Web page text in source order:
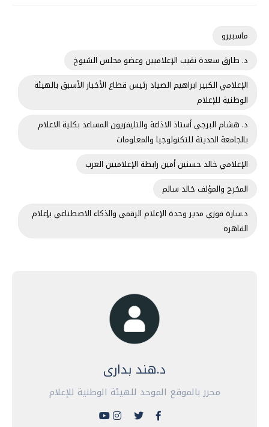
ماسبيرو
د. طارق سعدة نقيب الإعلاميين وعضو مجلس الشيوخ
الإعلامي الكبير ابراهيم الصياد رئيس قطاع الأخبار الأسبق بالهيئة
الوطنية للإعلام
د. هشام البرجي أستاذ الاذاعة والتليفزيون المساعد بكلية الاعلام
بالجامعة الحديثة للتكنولوجيا والمعلومات
الإعلامي خالد حسنين أمين رابطة الإعلاميين العرب
المخرج والمؤلف خالد سالم
د.سارة فوزي مدير وحدة الإعلام الرقمي والذكاء الاصطناعي بإعلام
القاهرة
د.هند بدارى
محرر بالموقع الموحد للهيئة الوطنية للإعلام